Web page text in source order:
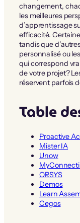
changement,
les meilleures
d’apprentissage
efficacité.
tandis que
personnalisé ou
qui correspond
de votre projet?
réservent parfois
Table
Proactive
Mister IA
Unow
ORSYS
Demos
Learn
Cegos